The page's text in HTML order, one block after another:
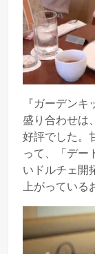
『ガーデン
盛り合わせは
好評でした。
って、「デー
いドルチェ開
上がっている